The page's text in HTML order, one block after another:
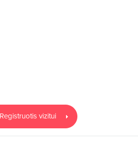
Registruotis vizitui